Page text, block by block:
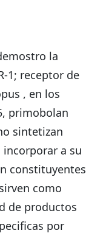
la
1; receptor de
, en los
primobolan
sintetizan
a su
constituyentes
como
de productos
por